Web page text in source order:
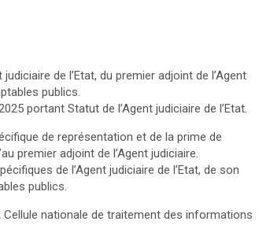
de l’Etat, du premier adjoint de l’Agent
publics.
portant Statut de l’Agent judiciaire de l’Etat.
de représentation et de la prime de
premier adjoint de l’Agent judiciaire.
de l’Agent judiciaire de l’Etat, de son
publics.
nationale de traitement des informations